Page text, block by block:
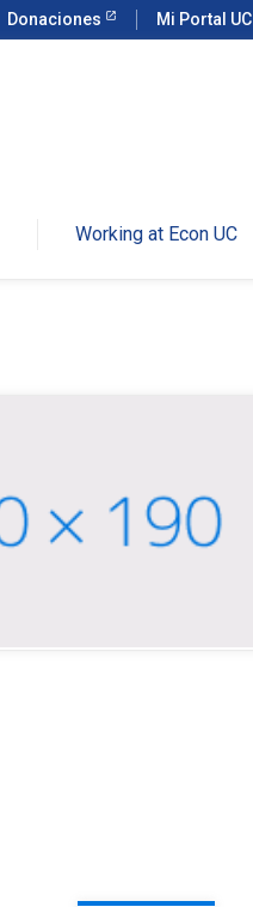
Donaciones Mi Portal UC
Working at Econ UC